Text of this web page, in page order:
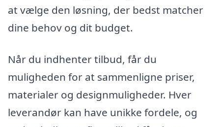
at vælge den løsning, der bedst matcher
dine behov og dit budget.
Når du indhenter tilbud, får du
muligheden for at sammenligne priser,
materialer og designmuligheder. Hver
leverandør kan have unikke fordele, og